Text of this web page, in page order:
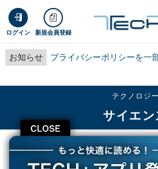
ログイン 新規会員登録
お知らせ プライバシーポリシーを一
CLOSE
テクノロジー
サイエン
TECH+ テクノロジー
サイエンス